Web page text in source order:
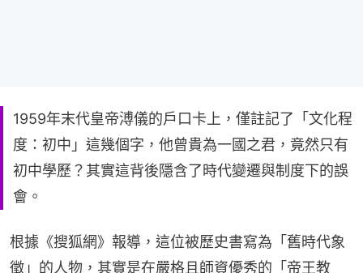
1959年末代皇帝溥儀的戶口卡上，僅註記了「文化程
度：初中」這幾個字，他曾貴為一國之君，竟然只有
初中學歷？其實這背後隱含了時代變遷與制度下的誤
會。
根據《搜狐網》報導，這位被歷史書寫為「舊時代象
徵」的人物，其實是在嚴格且師資優秀的「帝王教